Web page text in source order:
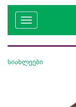
სიახლეები